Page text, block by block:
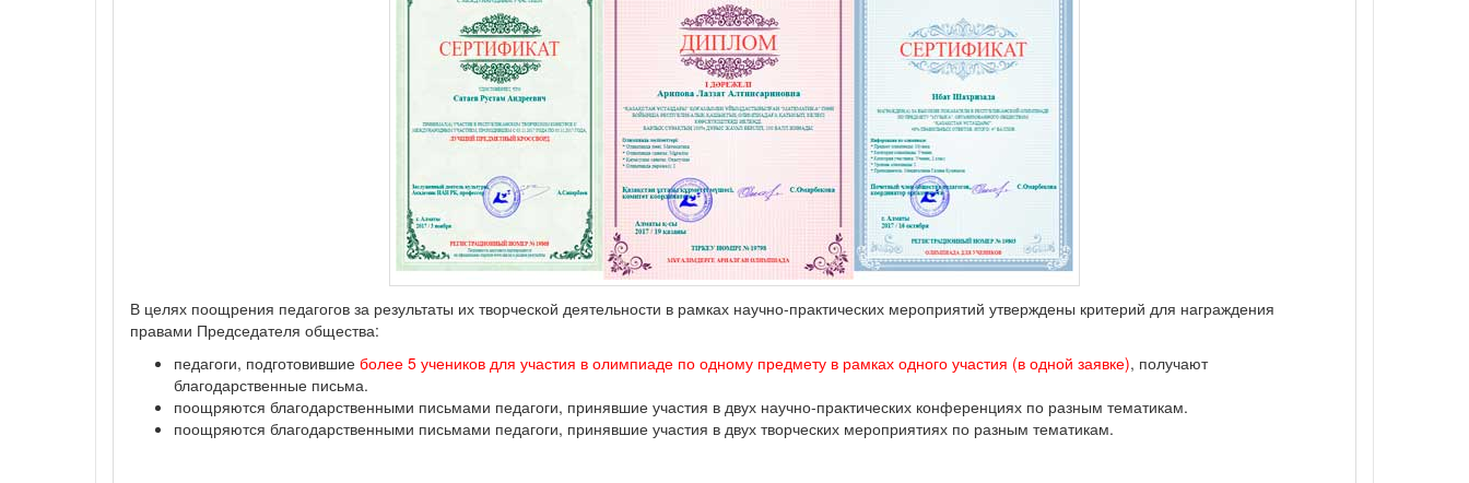
В целях поощрения педагогов за результаты их творческой деятельности в рамках научно-практических мероприятий утверждены критерий для награждения
правами Председателя общества:
педагоги, подготовившие более 5 учеников для участия в олимпиаде по одному предмету в рамках одного участия (в одной заявке), получают
благодарственные письма.
поощряются благодарственными письмами педагоги, принявшие участия в двух научно-практических конференциях по разным тематикам.
поощряются благодарственными письмами педагоги, принявшие участия в двух творческих мероприятиях по разным тематикам.